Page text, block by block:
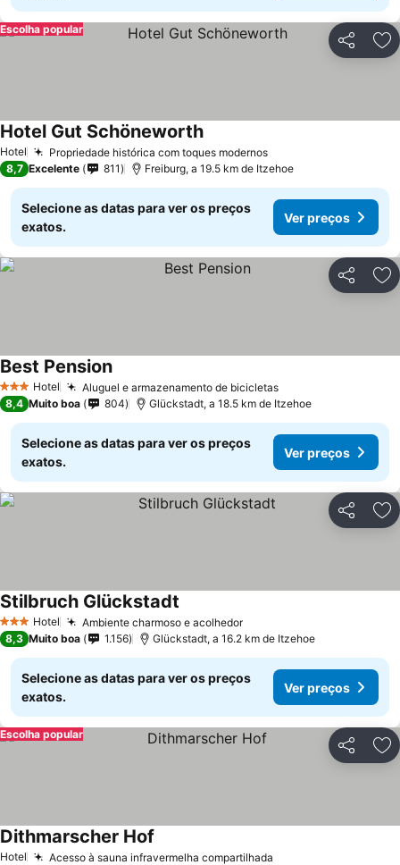
Partilhar
Escolha popular
Hotel Propriedade histórica com toques modernos
Hotel Gut Schöneworth
8,7 Excelente 811 Freiburg, a 19.5 km de Itzehoe
Selecione as datas para ver os preços
exatos.
Ver preços
Partilhar
3 EstrelasHotel Aluguel e armazenamento de bicicletas
Best Pension
8,4 Muito boa 804 Glückstadt, a 18.5 km de Itzehoe
Selecione as datas para ver os preços
exatos.
Ver preços
Partilhar
3 EstrelasHotel Ambiente charmoso e acolhedor
Stilbruch Glückstadt
8,3 Muito boa 1.156 Glückstadt, a 16.2 km de Itzehoe
Selecione as datas para ver os preços
exatos.
Ver preços
Partilhar
Escolha popular
Hotel Acesso à sauna infravermelha compartilhada
Dithmarscher Hof